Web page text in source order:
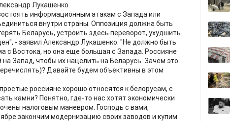
Лукашенко.
информационным атакам с Запада или
внутри страны. Оппозиция должна быть
Беларусь, устроить здесь переворот, ухудшить
- заявил Александр Лукашенко. "Не должно быть
с Востока, но она еще большая с Запада. Россияне
Запад, чтобы их нацелить на Беларусь. Зачем это
Давайте будем объективны в этом
россияне хорошо относятся к белорусам, с
камни? Понятно, где-то нас хотят экономически
налоговым маневром. Господь с вами,
закончим модернизацию своих заводов и купим